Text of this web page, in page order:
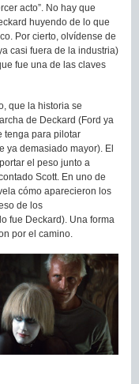
acto”. No hay que
huyendo de lo que
Por cierto, olvídense de
casi fuera de la industria)
fue una de las claves
que la historia se
de Deckard (Ford ya
tenga para pilotar
ya demasiado mayor). El
el peso junto a
Scott. En uno de
cómo aparecieron los
de los
fue Deckard). Una forma
por el camino.